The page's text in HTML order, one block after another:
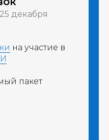
декабря
на участие в
пакет